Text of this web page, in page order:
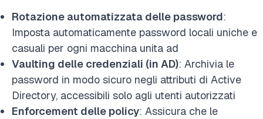
Rotazione automatizzata delle password:
Imposta automaticamente password locali uniche e
casuali per ogni macchina unita ad
Vaulting delle credenziali (in AD): Archivia le
password in modo sicuro negli attributi di Active
Directory, accessibili solo agli utenti autorizzati
Enforcement delle policy: Assicura che le